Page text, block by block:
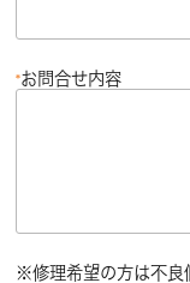
*お問合せ内容
※修理希望の方は不良